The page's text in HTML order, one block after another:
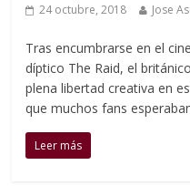
24 octubre, 2018 Jose
Tras encumbrarse en el
díptico The Raid, el
plena libertad creativa en
que muchos fans
Leer más